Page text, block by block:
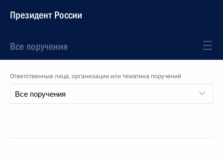
Президент России
Все поручения
Ответственные лица, организации или тематика поручений